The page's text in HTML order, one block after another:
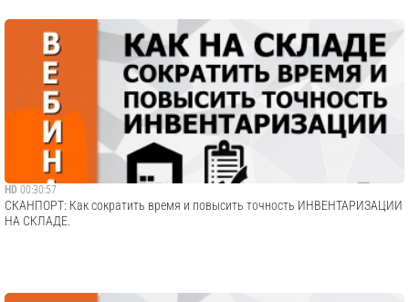
HD 00:30:57
СКАНПОРТ: Как сократить время и повысить точность ИНВЕНТАРИЗАЦИИ
НА СКЛАДЕ.